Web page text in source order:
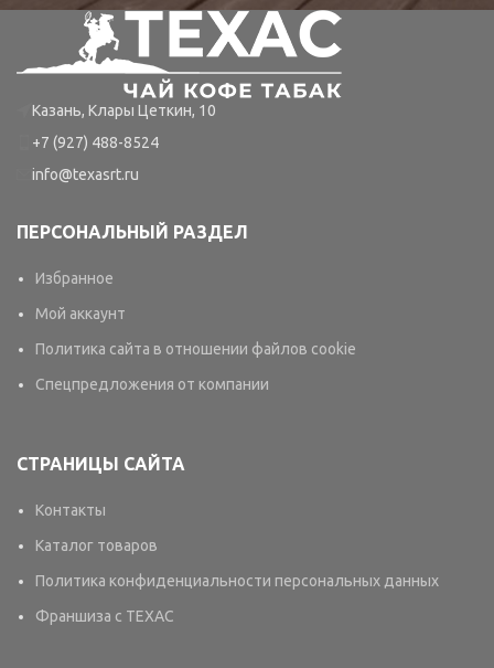
Казань, Клары Цеткин, 10
+7 (927) 488-8524
info@texasrt.ru
ПЕРСОНАЛЬНЫЙ РАЗДЕЛ
Избранное
Мой аккаунт
Политика сайта в отношении файлов cookie
Спецпредложения от компании
СТРАНИЦЫ САЙТА
Контакты
Каталог товаров
Политика конфиденциальности персональных данных
Франшиза с TEXAC